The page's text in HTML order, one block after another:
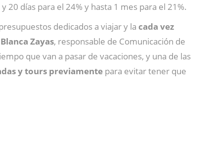
20 días para el 24% y hasta 1 mes para el 21%.
dedicados a viajar y la cada vez
Blanca Zayas, responsable de Comunicación de
que van a pasar de vacaciones, y una de las
y tours previamente para evitar tener que